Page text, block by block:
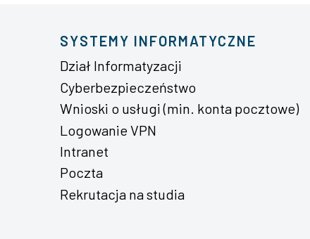
SYSTEMY INFORMATYCZNE
Dział Informatyzacji
Cyberbezpieczeństwo
Wnioski o usługi (min. konta pocztowe)
Logowanie VPN
Intranet
Poczta
Rekrutacja na studia